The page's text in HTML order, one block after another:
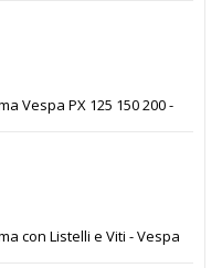
Vespa PX 125 150 200 -
con Listelli e Viti - Vespa